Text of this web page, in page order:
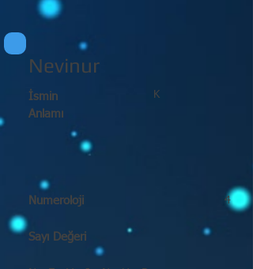
Nevinur
K
İsmin
Anlamı
Numeroloji
Sayı Değeri
4